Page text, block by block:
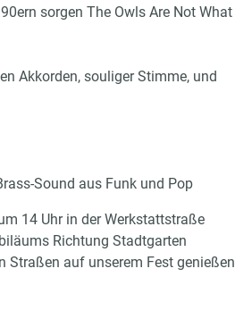
sorgen The Owls Are Not What
Akkorden, souliger Stimme, und
Sound aus Funk und Pop
14 Uhr in der Werkstattstraße
Richtung Stadtgarten
Straßen auf unserem Fest genießen